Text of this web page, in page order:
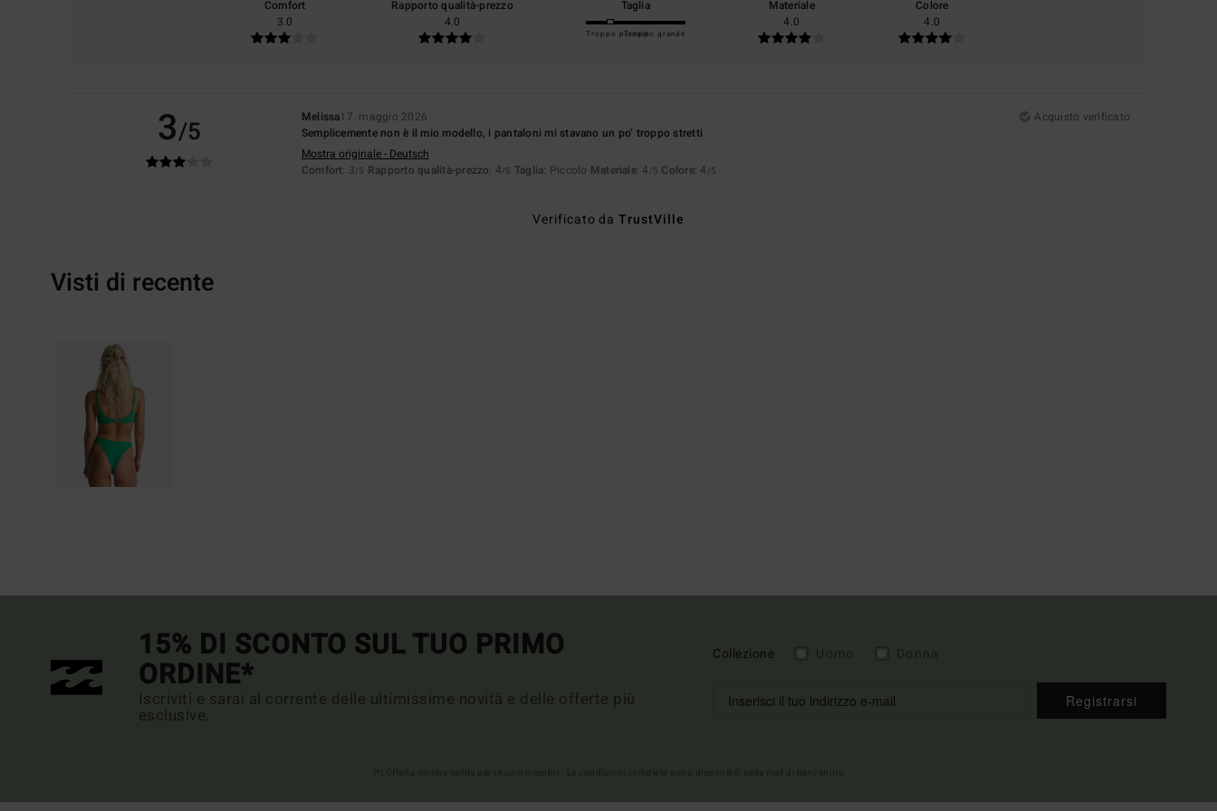
Comfort
3.0
Rapporto qualità-prezzo
4.0
Taglia
Troppo piccoloTroppo grande
Materiale
4.0
Colore
4.0
3/5 Melissa17. maggio 2026
Acquisto verificato
Semplicemente non è il mio modello, i pantaloni mi stavano un po’ troppo stretti
Mostra originale - Deutsch
Comfort: 3/5 Rapporto qualità-prezzo: 4/5 Taglia: Piccolo Materiale: 4 /5 Colore: 4 /5
Verificato daTrustVille
Visti di recente
15% DI SCONTO SUL TUO PRIMO
ORDINE*
Iscriviti e sarai al corrente delle ultimissime novità e delle offerte più
esclusive.
Collezione
Registrarsi